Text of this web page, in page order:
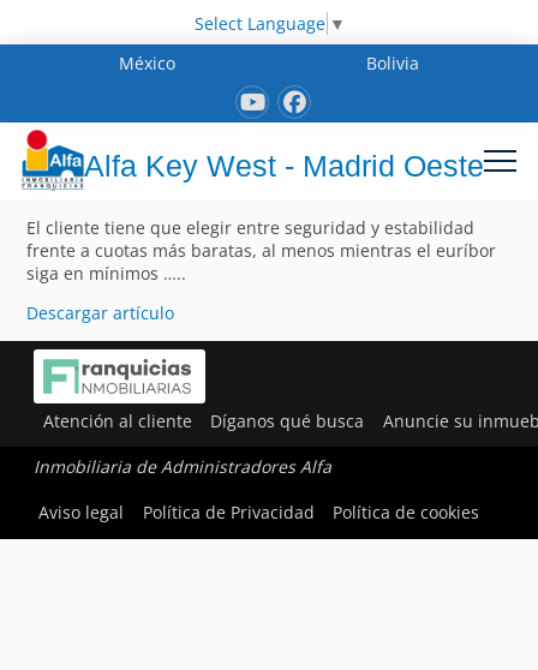
Select Language ▼
México
Bolivia
Alfa Key West - Madrid Oeste
El cliente tiene que elegir entre seguridad y estabilidad
frente a cuotas más baratas, al menos mientras el euríbor
siga en mínimos …..
Descargar artículo
Atención al cliente Díganos qué busca Anuncie su
Inmobiliaria de Administradores Alfa
Aviso legal
Política de Privacidad Política de cookies